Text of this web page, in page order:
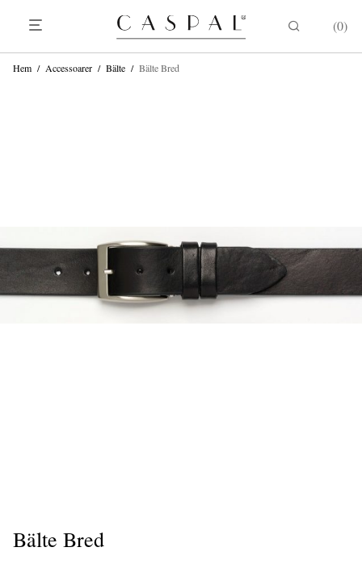
0
Hem / Accessoarer / Bälte / Bälte Bred
Bälte Bred